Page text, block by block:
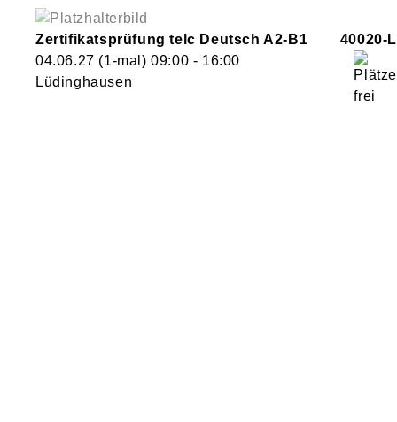
Zertifikatsprüfung telc Deutsch A2-B1
40020-L
04.06.27 (1-mal)09:00 - 16:00
Lüdinghausen